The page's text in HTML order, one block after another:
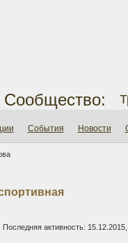
Сообщество:
События Новости
Последняя активность: